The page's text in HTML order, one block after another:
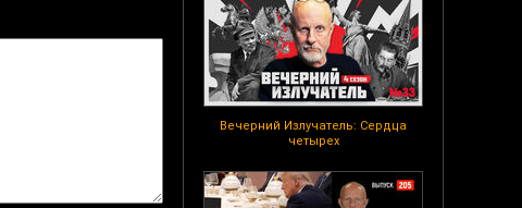
Вечерний Излучатель: Сердца
четырех